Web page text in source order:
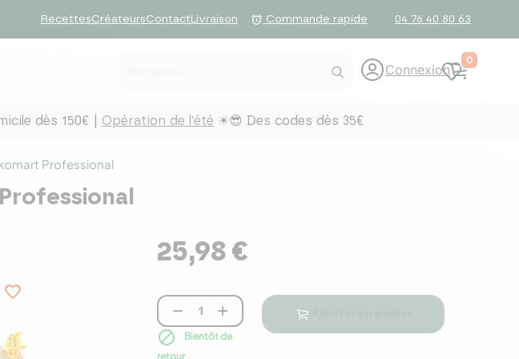
RecettesCréateursContactLivraison alarm Commande rapide 04 76 40 80 63
Connexion
0
dès 150€ | Opération de l'été ☀😎 Des codes dès 35€
Professional
favorite_border
25,98 €
 

Bientôt de
retour